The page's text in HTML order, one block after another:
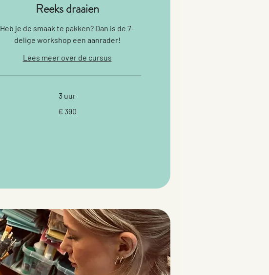
Reeks draaien
Heb je de smaak te pakken? Dan is de 7-
delige workshop een aanrader!
Lees meer over de cursus
3 uur
€ 390